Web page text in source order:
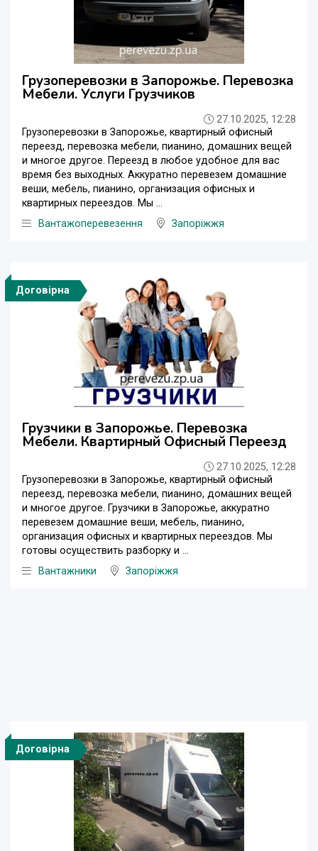
Грузоперевозки в Запорожье. Перевозка
Мебели. Услуги Грузчиков
27.10.2025, 12:28
Грузоперевозки в Запорожье, квартирный офисный
переезд, перевозка мебели, пианино, домашних вещей
и многое другое. Переезд в любое удобное для вас
время без выходных. Аккуратно перевезем домашние
веши, мебель, пианино, организация офисных и
квартирных переездов. Мы ...
Вантажоперевезення
Запоріжжя
Договірна
Грузчики в Запорожье. Перевозка
Мебели. Квартирный Офисный Переезд
27.10.2025, 12:28
Грузоперевозки в Запорожье, квартирный офисный
переезд, перевозка мебели, пианино, домашних вещей
и многое другое. Грузчики в Запорожье, аккуратно
перевезем домашние веши, мебель, пианино,
организация офисных и квартирных переездов. Мы
готовы осуществить разборку и ...
Вантажники
Запоріжжя
Договірна